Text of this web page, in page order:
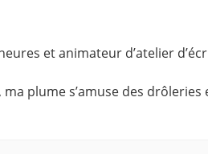
et animateur d’atelier
plume s’amuse des drôleries